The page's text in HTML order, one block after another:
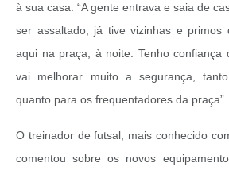
à sua casa. “A gente entrava e saia de
ser assaltado, já tive vizinhas e primos
aqui na praça, à noite. Tenho confiança
vai melhorar muito a segurança,
quanto para os frequentadores da praça”.
O treinador de futsal, mais conhecido
comentou sobre os novos